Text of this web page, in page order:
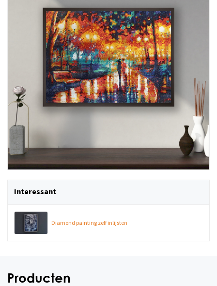
Interessant
Diamond painting zelf inlijsten
Producten